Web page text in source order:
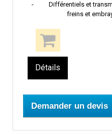
- Différentiels et
freins et
Détails
Demander un devis